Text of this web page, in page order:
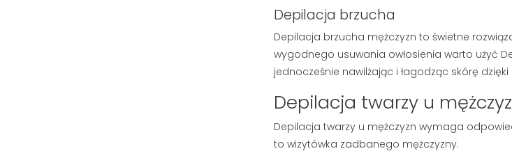
Depilacja brzucha
Depilacja brzucha mężczyzn to świetne
wygodnego usuwania owłosienia warto użyć
jednocześnie nawilżając i łagodząc skórę
Depilacja twarzy u
Depilacja twarzy u mężczyzn wymaga
to wizytówka zadbanego mężczyzny.